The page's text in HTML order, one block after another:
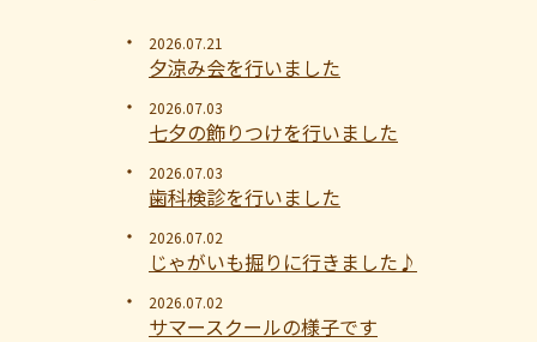
2026.07.21
夕涼み会を行いました
2026.07.03
七夕の飾りつけを行いました
2026.07.03
歯科検診を行いました
2026.07.02
じゃがいも掘りに行きました♪
2026.07.02
サマースクールの様子です